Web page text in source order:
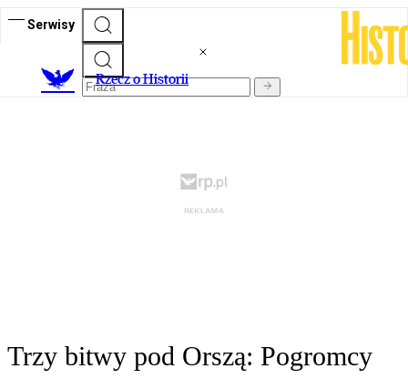
Serwisy
Rzecz o Historii
Trzy bitwy pod Orszą: Pogromcy